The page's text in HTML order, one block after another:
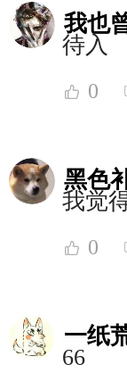
我也
待入
0
黑色
我觉
0
一纸
66